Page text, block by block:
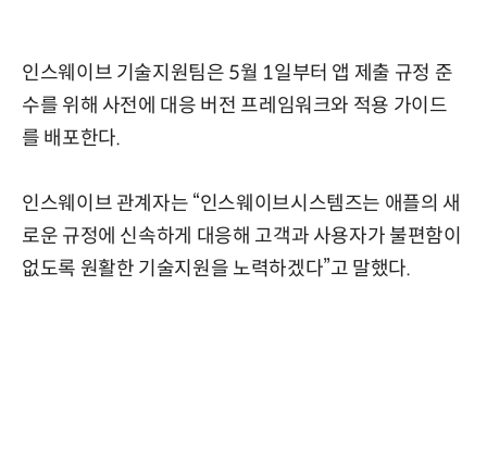
인스웨이브 기술지원팀은 5월 1일부터 앱 제출 규정 준
수를 위해 사전에 대응 버전 프레임워크와 적용 가이드
를 배포한다.
인스웨이브 관계자는 “인스웨이브시스템즈는 애플의 새
로운 규정에 신속하게 대응해 고객과 사용자가 불편함이
없도록 원활한 기술지원을 노력하겠다”고 말했다.